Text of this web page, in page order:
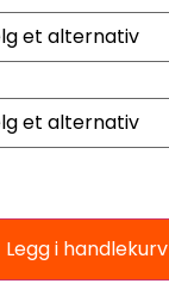
Legg i handlekurv